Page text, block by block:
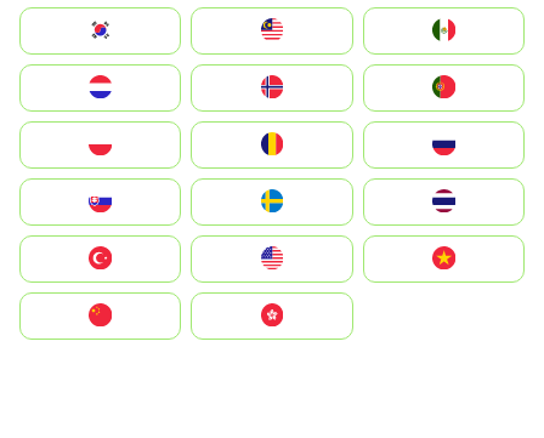
South Korea
United States
中國香港特別行政區